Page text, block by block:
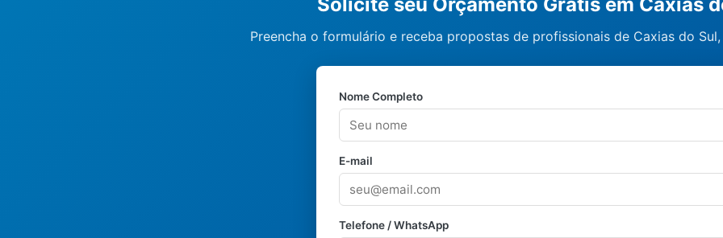
Preencha o formulário e receba propostas de profissionais de Caxias do
Nome Completo
E-mail
Telefone / WhatsApp